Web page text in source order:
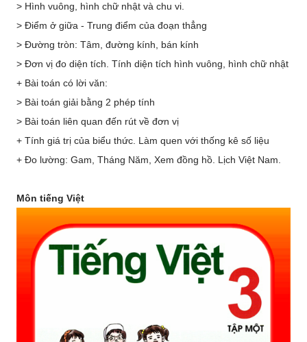
> Hình vuông, hình chữ nhật và chu vi.
> Điểm ở giữa - Trung điểm của đoạn thẳng
> Đường tròn: Tâm, đường kính, bán kính
> Đơn vị đo diện tích. Tính diện tích hình vuông, hình chữ nhật
+ Bài toán có lời văn:
> Bài toán giải bằng 2 phép tính
> Bài toán liên quan đến rút về đơn vị
+ Tính giá trị của biểu thức. Làm quen với thống kê số liệu
+ Đo lường: Gam, Tháng Năm, Xem đồng hồ. Lịch Việt Nam.
Môn tiếng Việt